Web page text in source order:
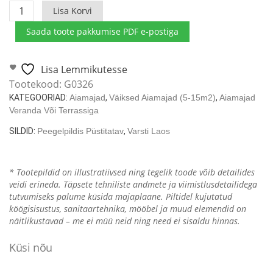
Aiamaja
terrassiga
Elias
/
5.7
x
2.9m
kogus
Lisa Korvi
Saada toote pakkumise PDF e-postiga
Lisa Lemmikutesse
Tootekood: G0326
KATEGOORIAD: Aiamajad, Väiksed Aiamajad (5-15m2), Aiamajad
Veranda Või Terrassiga
SILDID: Peegelpildis Püstitatav, Varsti Laos
* Tootepildid on illustratiivsed ning tegelik toode võib detailides
veidi erineda. Täpsete tehniliste andmete ja viimistlusdetailidega
tutvumiseks palume küsida majaplaane. Piltidel kujutatud
köögisisustus, sanitaartehnika, mööbel ja muud elemendid on
näitlikustavad – me ei müü neid ning need ei sisaldu hinnas.
Küsi nõu